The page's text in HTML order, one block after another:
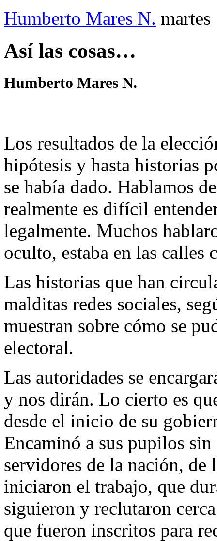
Humberto Mares N.
Así las cosas…
Humberto Mares N.
Los resultados de la
hipótesis y hasta historias
se había dado. Hablamos
realmente es difícil
legalmente. Muchos
oculto, estaba en las calles
Las historias que han
malditas redes sociales,
muestran sobre cómo se
electoral.
Las autoridades se
y nos dirán. Lo cierto es
desde el inicio de su
Encaminó a sus pupilos
servidores de la nación, de
iniciaron el trabajo, que
siguieron y reclutaron
que fueron inscritos para